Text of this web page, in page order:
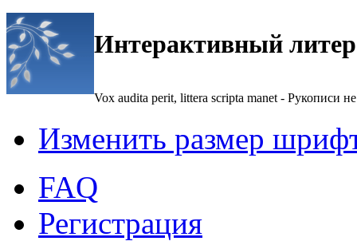
Интерактивный
Vox audita perit, littera scripta manet - Рукописи не
Изменить размер
FAQ
Регистрация